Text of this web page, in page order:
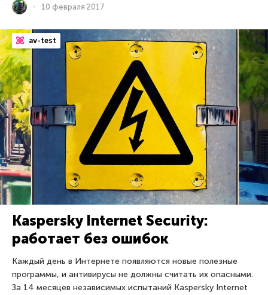
10 февраля 2017
av-test
Kaspersky Internet Security:
работает без ошибок
Каждый день в Интернете появляются новые полезные
программы, и антивирусы не должны считать их опасными.
За 14 месяцев независимых испытаний Kaspersky Internet